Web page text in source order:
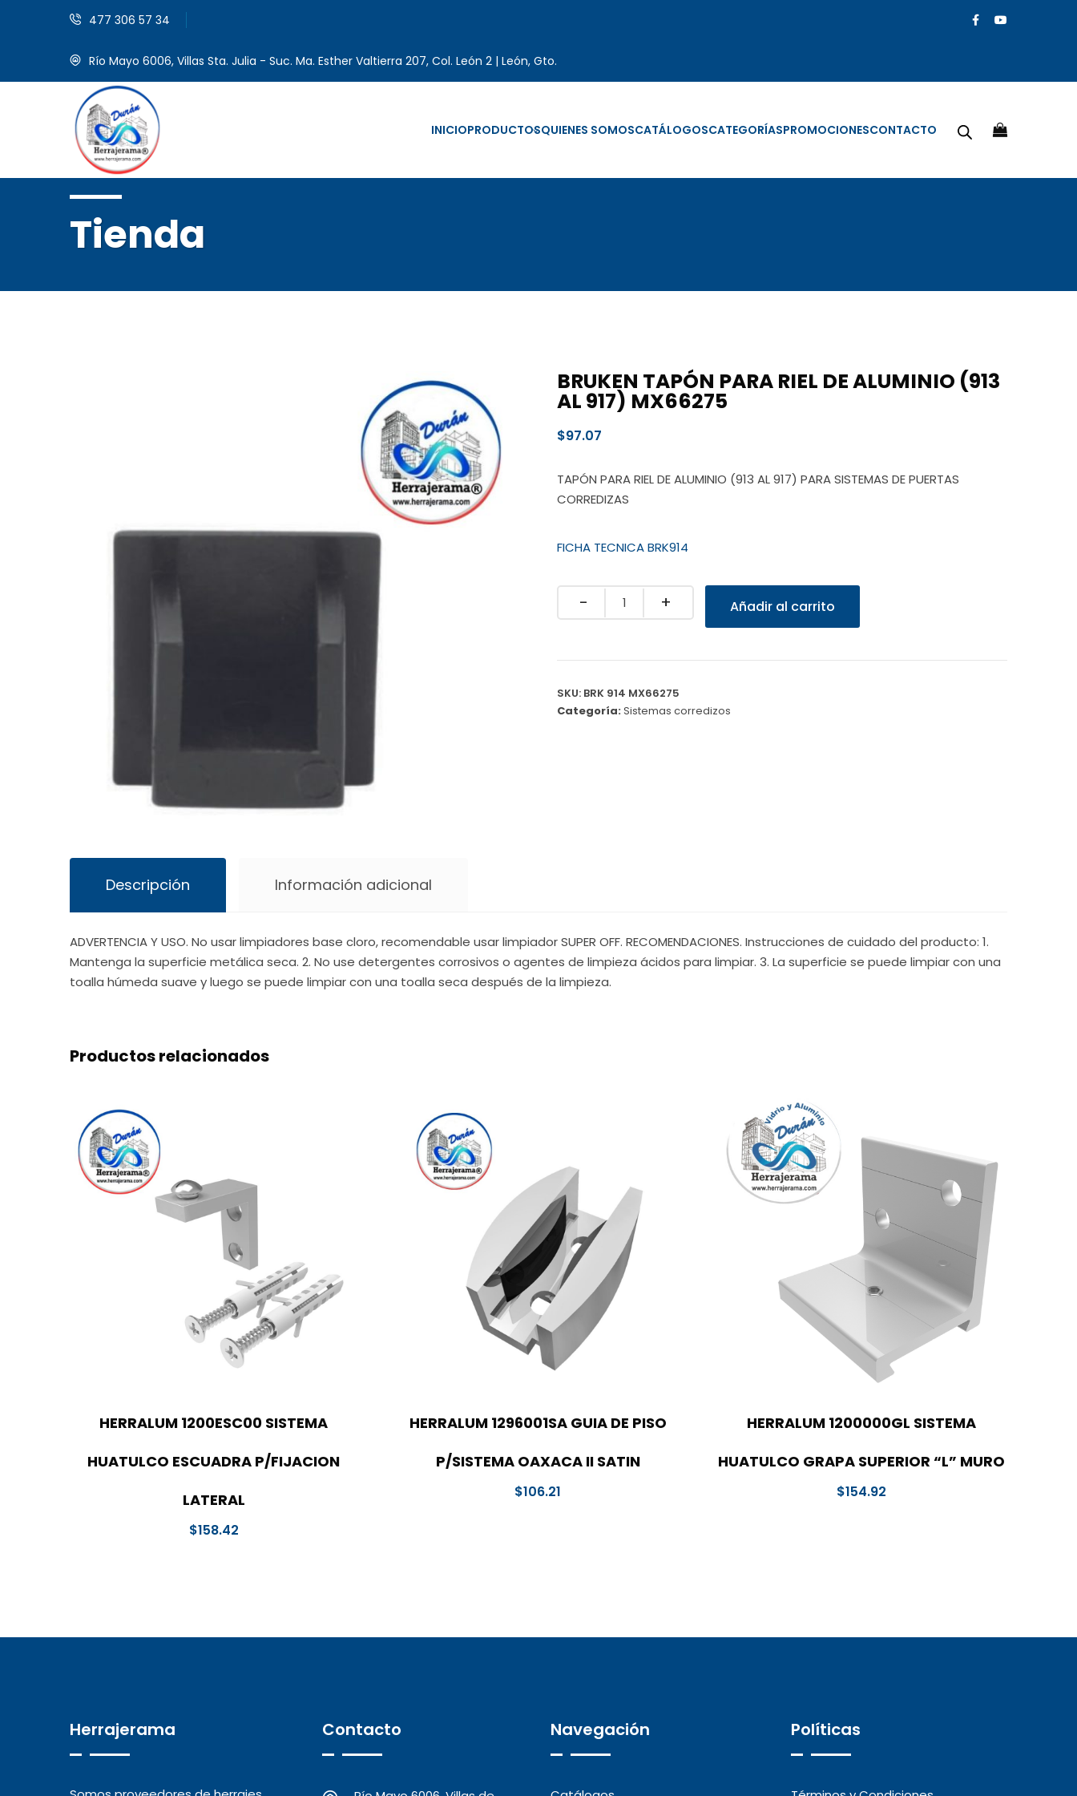
477 306 57 34
Río Mayo 6006, Villas Sta. Julia - Suc. Ma. Esther Valtierra 207, Col. León 2 | León, Gto.
INICIOPRODUCTOSQUIENES SOMOSCATÁLOGOSCATEGORÍASPROMOCIONESCONTACTO
Tienda
BRUKEN TAPÓN PARA RIEL DE ALUMINIO (913
AL 917) MX66275
$97.07
TAPÓN PARA RIEL DE ALUMINIO (913 AL 917) PARA SISTEMAS DE PUERTAS
CORREDIZAS
FICHA TECNICA BRK914
Quantity Añadir al carrito
SKU: BRK 914 MX66275
Categoría:Sistemas corredizos
Descripción Información adicional
ADVERTENCIA Y USO. No usar limpiadores base cloro, recomendable usar limpiador SUPER OFF. RECOMENDACIONES. Instrucciones de cuidado del producto: 1.
Mantenga la superficie metálica seca. 2. No use detergentes corrosivos o agentes de limpieza ácidos para limpiar. 3. La superficie se puede limpiar con una
toalla húmeda suave y luego se puede limpiar con una toalla seca después de la limpieza.
Productos relacionados
HERRALUM 1200ESC00 SISTEMA
HUATULCO ESCUADRA P/FIJACION
LATERAL
$158.42
HERRALUM 1296001SA GUIA DE PISO
P/SISTEMA OAXACA II SATIN
$106.21
HERRALUM 1200000GL SISTEMA
HUATULCO GRAPA SUPERIOR “L” MURO
$154.92
Herrajerama Contacto Navegación Políticas